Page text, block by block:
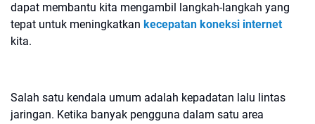
dapat membantu kita mengambil langkah-langkah yang
tepat untuk meningkatkan kecepatan koneksi internet
kita.
Salah satu kendala umum adalah kepadatan lalu lintas
jaringan. Ketika banyak pengguna dalam satu area